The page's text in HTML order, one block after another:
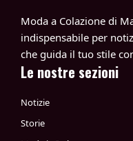
Moda a Colazione di
indispensabile per
che guida il tuo stile
Le nostre sezioni
Notizie
Storie